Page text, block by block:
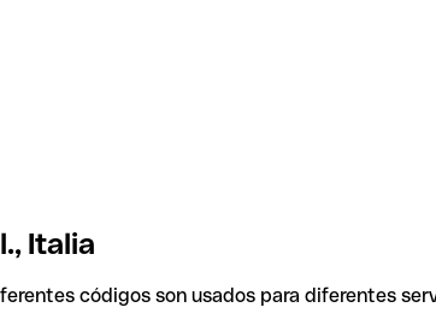
Italia
códigos son usados para diferentes